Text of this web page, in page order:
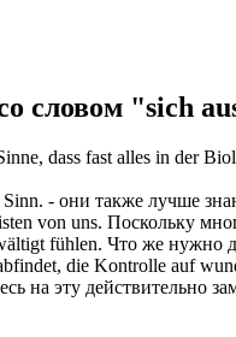
словом "sich
dass fast alles in der
- они также лучше
von uns. Поскольку
fühlen. Что же нужно
die Kontrolle auf
на эту